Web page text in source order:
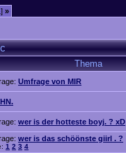
»
Thema
Umfrage von MIR
wer is der hotteste boyj. ? xD
wer is das schöönste giirl . ?
1 2 3 4